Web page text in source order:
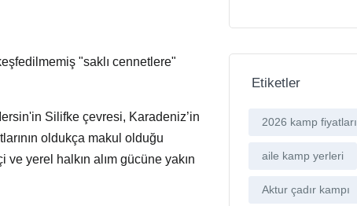
"saklı cennetlere"
Silifke çevresi, Karadeniz’in
oldukça makul olduğu
ve yerel halkın alım gücüne yakın
Etiketler
2026 kamp fiyatları
aile kamp yerleri
Aktur çadır kampı